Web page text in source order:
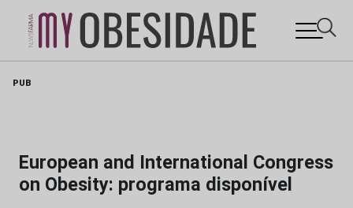
PUB
European and International Congress
on Obesity: programa disponível